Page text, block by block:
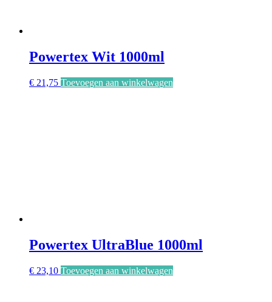
Powertex Wit 1000ml
€ 21,75 Toevoegen aan winkelwagen
Powertex UltraBlue 1000ml
€ 23,10 Toevoegen aan winkelwagen